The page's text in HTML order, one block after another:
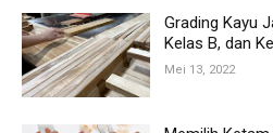
Grading Kayu
Kelas B, dan
Mei 13, 2022